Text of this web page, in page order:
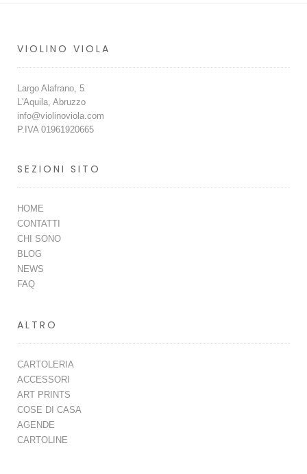
VIOLINO VIOLA
Largo Alafrano, 5
L'Aquila, Abruzzo
info@violinoviola.com
P.IVA 01961920665
SEZIONI SITO
HOME
CONTATTI
CHI SONO
BLOG
NEWS
FAQ
ALTRO
CARTOLERIA
ACCESSORI
ART PRINTS
COSE DI CASA
AGENDE
CARTOLINE